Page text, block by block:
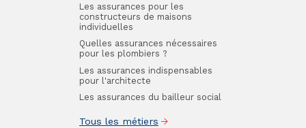
Les assurances pour les
constructeurs de maisons
individuelles
Quelles assurances nécessaires
pour les plombiers ?
Les assurances indispensables
pour l'architecte
Les assurances du bailleur social
Tous les métiers